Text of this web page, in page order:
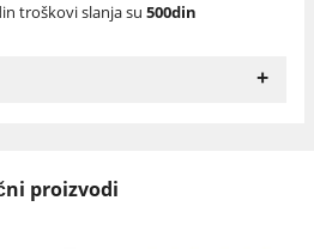
troškovi slanja su 500din
+
proizvodi